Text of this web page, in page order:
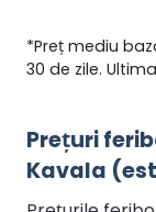
*Preț mediu
30 de zile.
Prețuri
Kavala